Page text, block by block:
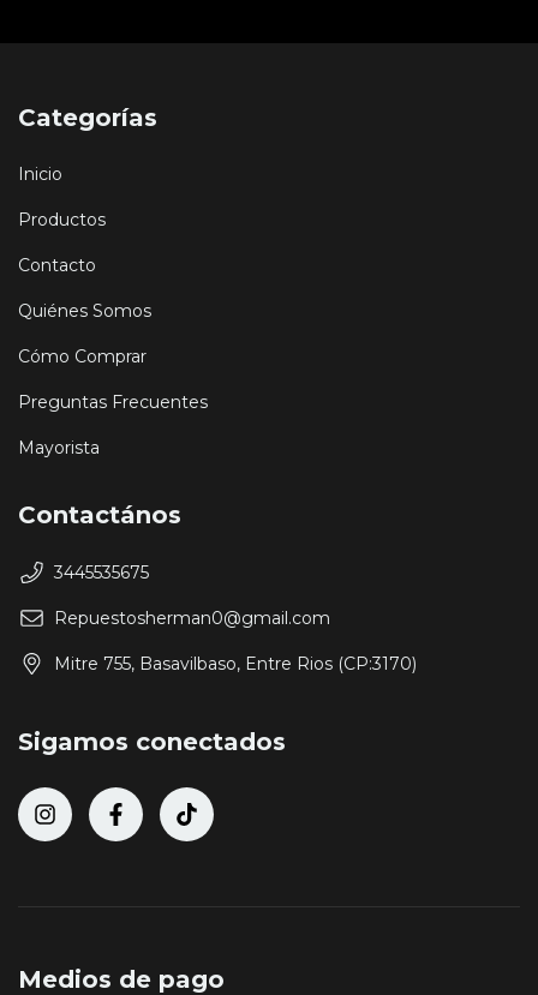
Categorías
Inicio
Productos
Contacto
Quiénes Somos
Cómo Comprar
Preguntas Frecuentes
Mayorista
Contactános
3445535675
Repuestosherman0@gmail.com
Mitre 755, Basavilbaso, Entre Rios (CP:3170)
Sigamos conectados
Medios de pago